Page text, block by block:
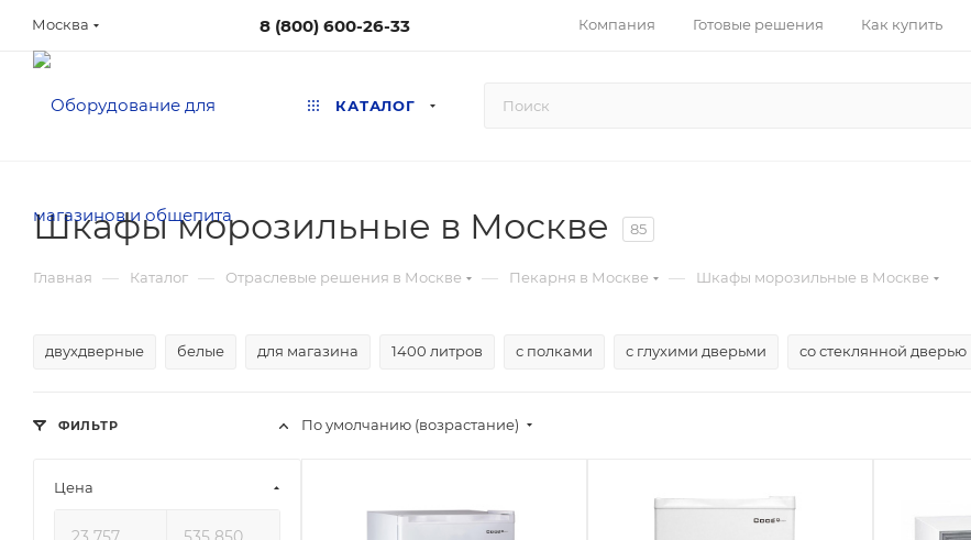
Москва 8 (800) 600-26-33 Компания Готовые решения Как купить
КАТАЛОГ
Шкафы морозильные в Москве 85
Главная — Каталог — Отраслевые решения в Москве — Пекарня в Москве — Шкафы морозильные в Москве
двухдверные белые для магазина 1400 литров с полками с глухими дверьми со стеклянной дверью
По умолчанию (возрастание)
ФИЛЬТР
Цена